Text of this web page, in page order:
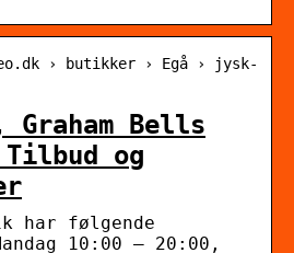
› butikker › Egå › jysk-
Graham Bells
og
har følgende
10:00 – 20:00,